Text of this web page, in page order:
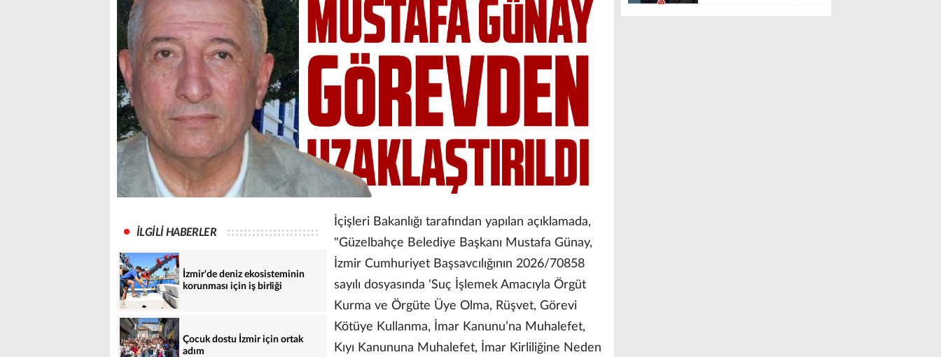
İLGİLİ HABERLER
İzmir'de deniz ekosisteminin
korunması için iş birliği
Çocuk dostu İzmir için ortak
adım
İçişleri Bakanlığı tarafından yapılan açıklamada,
"Güzelbahçe Belediye Başkanı Mustafa Günay,
İzmir Cumhuriyet Başsavcılığının 2026/70858
sayılı dosyasında 'Suç İşlemek Amacıyla Örgüt
Kurma ve Örgüte Üye Olma, Rüşvet, Görevi
Kötüye Kullanma, İmar Kanunu’na Muhalefet,
Kıyı Kanununa Muhalefet, İmar Kirliliğine Neden